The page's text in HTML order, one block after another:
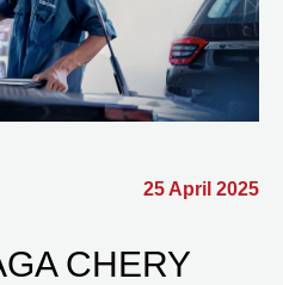
25 April 2025
CHERY